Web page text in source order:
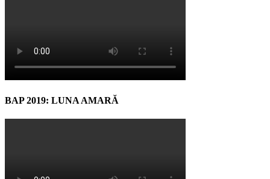
BAP 2019: LUNA AMARĂ